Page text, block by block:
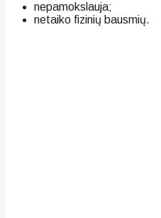
nepamokslauja;
netaiko fizinių bausmių.